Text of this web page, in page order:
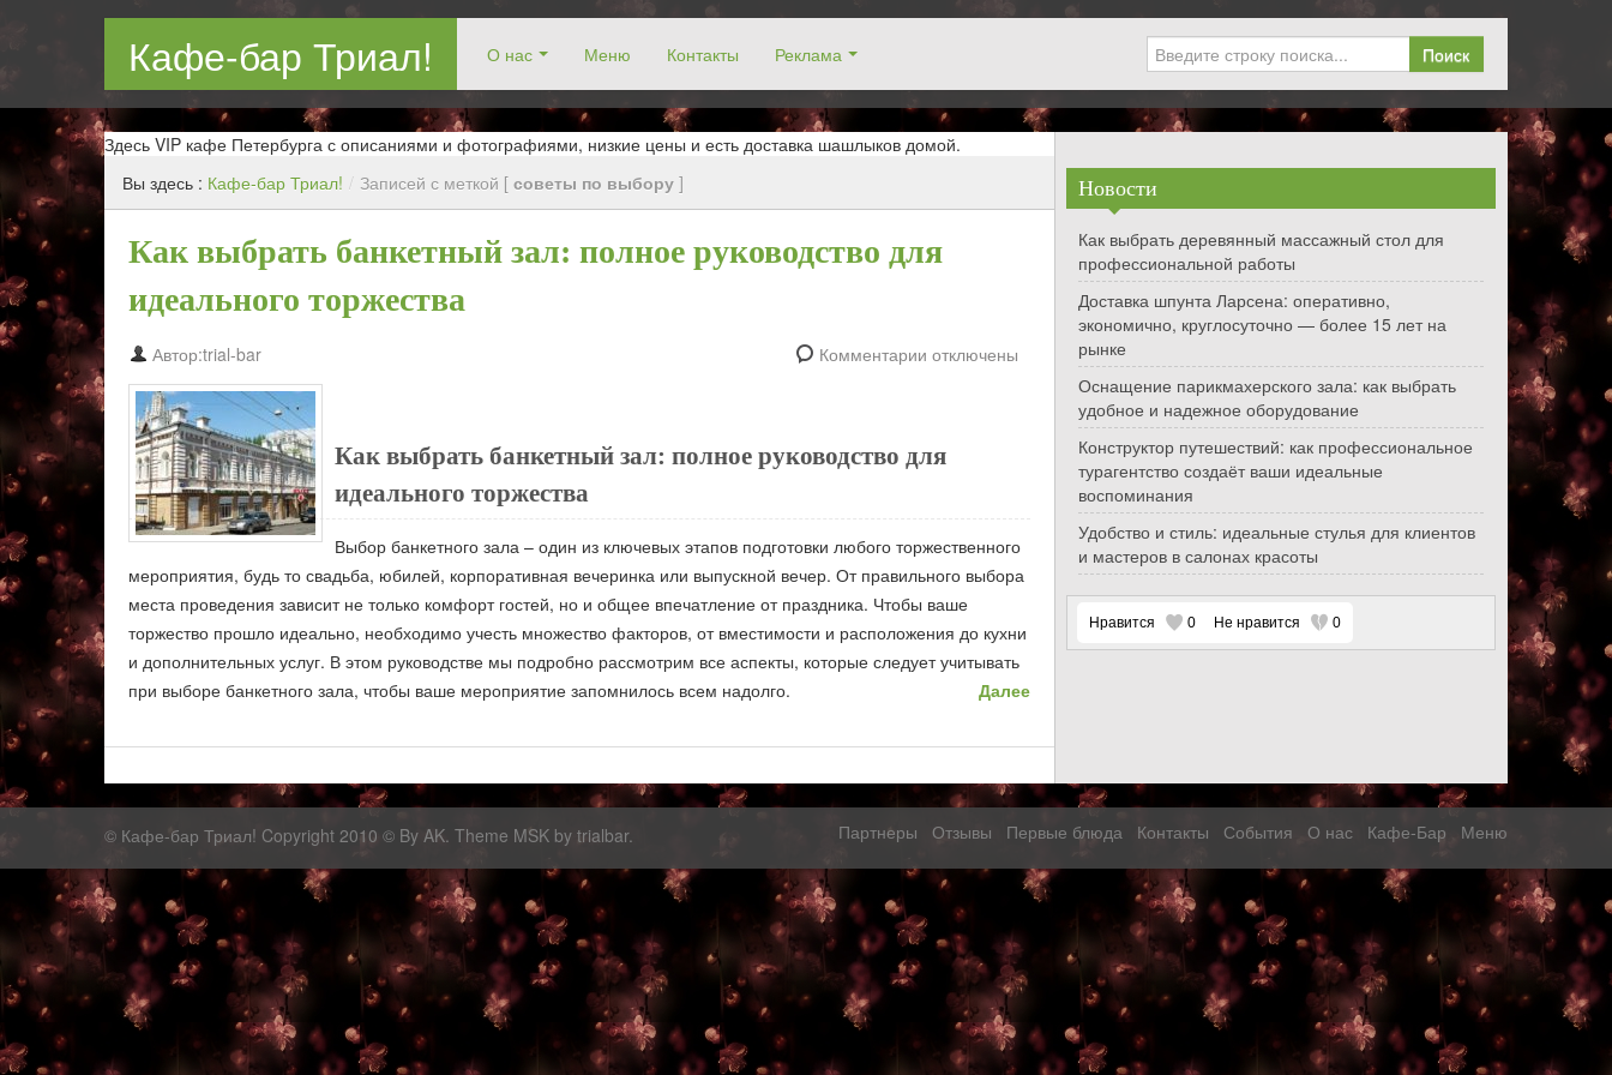
Кафе-бар Триал! О нас Меню Контакты Реклама Поиск
Бар в Новокосин, кафе в Новокосино, ресторан в Новокосино, заказ столика. Работаем без выходных! Низкие цены!
Здесь VIP кафе Петербурга с описаниями и фотографиями, низкие цены и есть доставка шашлыков домой.
Вы здесь : Кафе-бар Триал! / Записей с меткой [ советы по выбору ]
Как выбрать банкетный зал: полное руководство для
идеального торжества
Автор:trial-bar Комментарии отключены
Как выбрать банкетный зал: полное руководство для
идеального торжества
Выбор банкетного зала – один из ключевых этапов подготовки любого торжественного
мероприятия, будь то свадьба, юбилей, корпоративная вечеринка или выпускной вечер. От правильного выбора
места проведения зависит не только комфорт гостей, но и общее впечатление от праздника. Чтобы ваше
торжество прошло идеально, необходимо учесть множество факторов, от вместимости и расположения до кухни
и дополнительных услуг. В этом руководстве мы подробно рассмотрим все аспекты, которые следует учитывать
при выборе банкетного зала, чтобы ваше мероприятие запомнилось всем надолго.
Далее
Новости
Как выбрать деревянный массажный стол для
профессиональной работы
Доставка шпунта Ларсена: оперативно,
экономично, круглосуточно — более 15 лет на
рынке
Оснащение парикмахерского зала: как выбрать
удобное и надежное оборудование
Конструктор путешествий: как профессиональное
турагентство создаёт ваши идеальные
воспоминания
Удобство и стиль: идеальные стулья для клиентов
и мастеров в салонах красоты
Нравится 0 Не нравится 0
© Кафе-бар Триал! Copyright 2010 © By AK. Theme MSK by trialbar. Партнеры Отзывы Первые блюда Контакты События О нас Кафе-Бар Меню